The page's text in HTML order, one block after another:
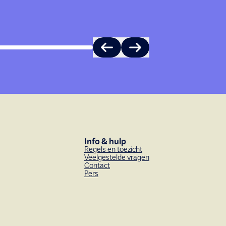
Info & hulp
Regels en toezicht
Veelgestelde vragen
Contact
Pers